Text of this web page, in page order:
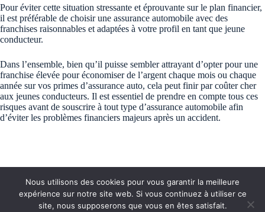
Pour éviter cette situation stressante et éprouvante sur le plan financier,
il est préférable de choisir une assurance automobile avec des
franchises raisonnables et adaptées à votre profil en tant que jeune
conducteur.
Dans l’ensemble, bien qu’il puisse sembler attrayant d’opter pour une
franchise élevée pour économiser de l’argent chaque mois ou chaque
année sur vos primes d’assurance auto, cela peut finir par coûter cher
aux jeunes conducteurs. Il est essentiel de prendre en compte tous ces
risques avant de souscrire à tout type d’assurance automobile afin
d’éviter les problèmes financiers majeurs après un accident.
Nous utilisons des cookies pour vous garantir la meilleure
expérience sur notre site web. Si vous continuez à utiliser ce
site, nous supposerons que vous en êtes satisfait.